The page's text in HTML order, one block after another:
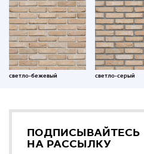
светло-бежевый светло-серый
ПОДПИСЫВАЙТЕСЬ
НА РАССЫЛКУ